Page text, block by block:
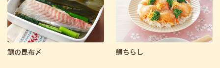
鯛の昆布〆 鯛ちらし